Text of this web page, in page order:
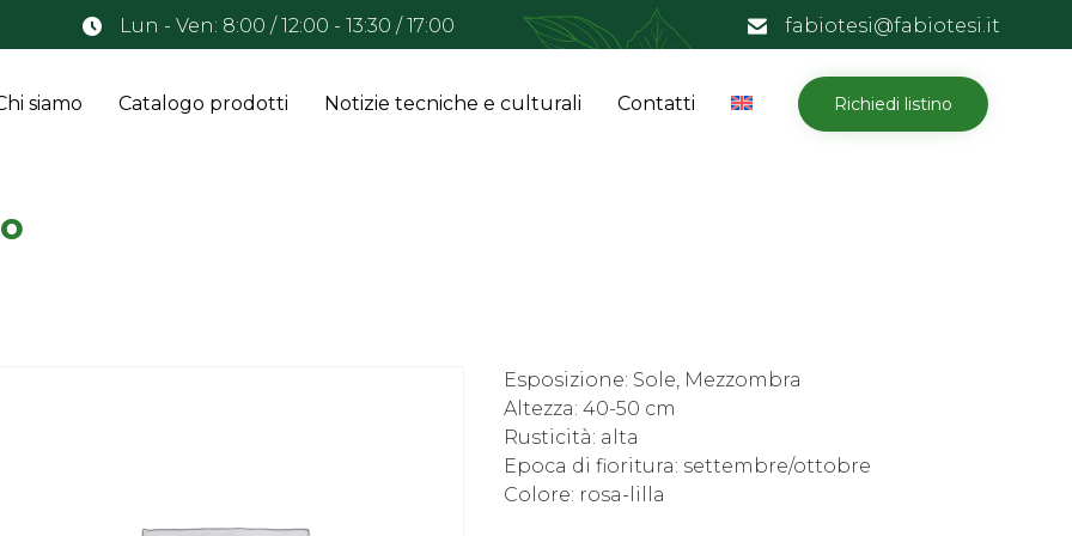
Lun - Ven: 8:00 / 12:00 - 13:30 / 17:00 fabiotesi@fabiotesi.it
Skip
to
siamo Catalogo prodotti Notizie tecniche e culturali Contatti Richiedi listino
Esposizione: Sole, Mezzombra
Altezza: 40-50 cm
Rusticità: alta
Epoca di fioritura: settembre/ottobre
Colore: rosa-lilla